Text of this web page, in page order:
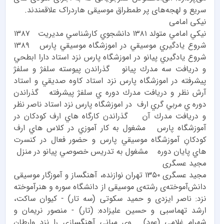
سریع و لهجه‌های پر طمطراق موسیقی هاردراک علاقمندند.
نیکی امامی
نيكي امامي متولد ١٣٨١ دانشجوي كارشناسي مديريت ١٣٨٧
شروع يادگيري موسيقي در اموزشگاه موسيقي پارس ١٣٨٩
شروع يادگيري پيانو در اموزشگاه پارس نزد استاد دارا ابطحي
و دريافت سه مدرك پيانو گذراندن پيوسته سلفژ و سلفژ
پيشرفته در اموزشگاه پارس نزد استاد كاوه صديقي و استاد
آرش نظر و دريافت مدرك دوره ي سلفژ پيشرفته گذراندن
دوره ي مربي گري ارف در اموزشگاه پارس نزد استاد ناصر نظر
و دريافت مدرك آن گذراندن كارگاه هاي ارف كودكان در
آموزشگاه پارس مشغول به كار آموزي در كلاس هاي ارف
كودكانِ آموزشگاه موسيقي پارس و حضور فعال در كنسرت
هاي پايان دوره مشغول به تدريس خصوصي پيانو در منزل
مجید عسگری
مجید عسگری ۱۳۵۰ تهران نوازنده، آهنگساز و آموزگار موسیقی
دانش‌آموخته‌ی رشته‌ی موسیقی از دانشگاه سوره و هنرآموخته
نزد: ناصر ایزدی و حمید سکوتی (سه تار) - کیوان ساکت،
ارشد تهماسبی و حسین علیزاده: (تار) - منصور نریمان و